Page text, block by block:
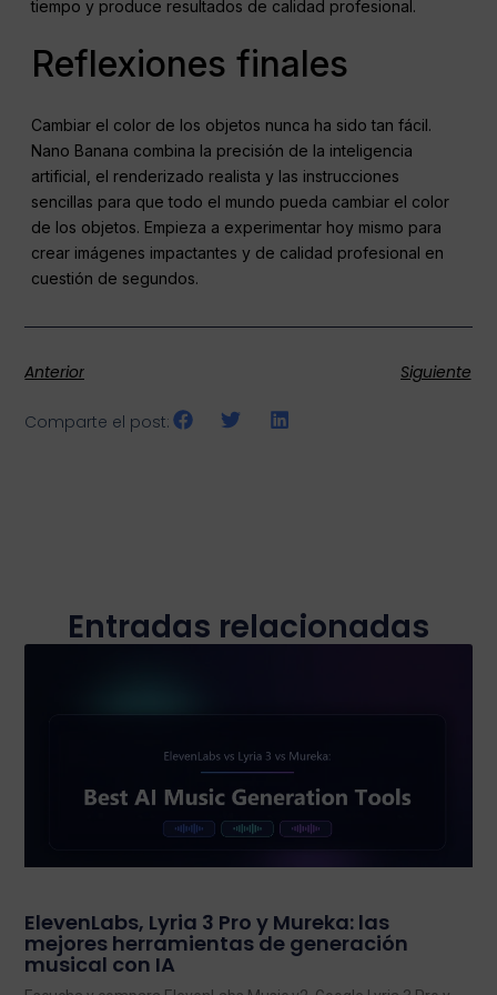
tiempo y produce resultados de calidad profesional.
Reflexiones finales
Cambiar el color de los objetos nunca ha sido tan fácil.
Nano Banana combina la precisión de la inteligencia
artificial, el renderizado realista y las instrucciones
sencillas para que todo el mundo pueda cambiar el color
de los objetos. Empieza a experimentar hoy mismo para
crear imágenes impactantes y de calidad profesional en
cuestión de segundos.
Anterior Siguiente
Comparte el post:
Entradas relacionadas
ElevenLabs, Lyria 3 Pro y Mureka: las
mejores herramientas de generación
musical con IA